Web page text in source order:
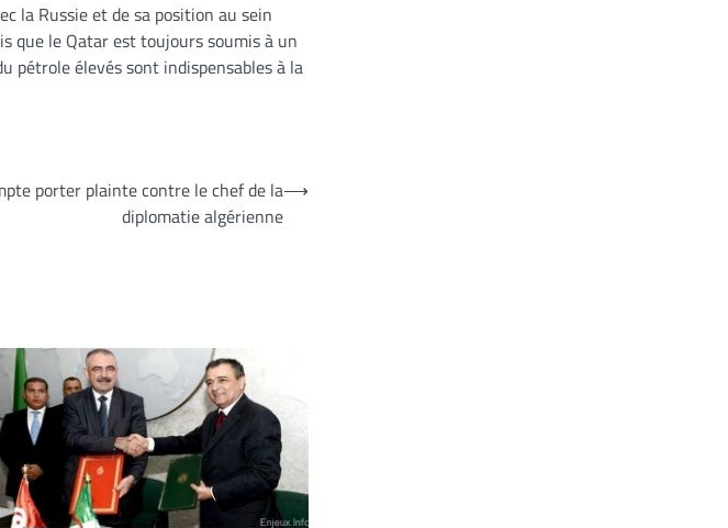
la Russie et de sa position au sein
que le Qatar est toujours soumis à un
pétrole élevés sont indispensables à la
porter plainte contre le chef de la
diplomatie algérienne
⟶